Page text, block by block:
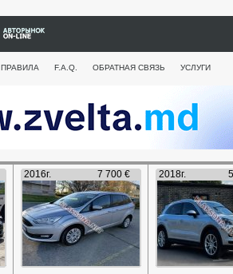
ПРАВИЛА F.A.Q. ОБРАТНАЯ СВЯЗЬ УСЛУГИ
2016г. 7 700 € 2018г.